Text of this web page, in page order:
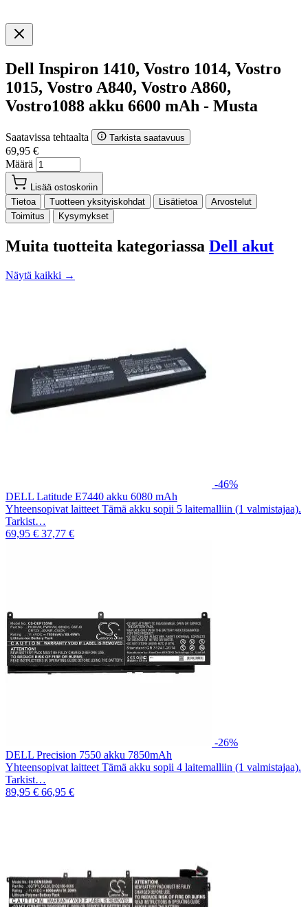
Dell Inspiron 1410, Vostro 1014, Vostro
1015, Vostro A840, Vostro A860,
Vostro1088 akku 6600 mAh - Musta
Saatavissa tehtaalta Tarkista saatavuus
69,95 €
Määrä
Lisää ostoskoriin
Tietoa
Tuotteen yksityiskohdat Lisätietoa
Arvostelut
Toimitus
Kysymykset
Muita tuotteita kategoriassa Dell akut
Näytä kaikki →
-46%
DELL Latitude E7440 akku 6080 mAh
Yhteensopivat laitteet Tämä akku sopii 5 laitemalliin (1 valmistajaa).
Tarkist…
69,95 € 37,77 €
-26%
DELL Precision 7550 akku 7850mAh
Yhteensopivat laitteet Tämä akku sopii 4 laitemalliin (1 valmistajaa).
Tarkist…
89,95 € 66,95 €